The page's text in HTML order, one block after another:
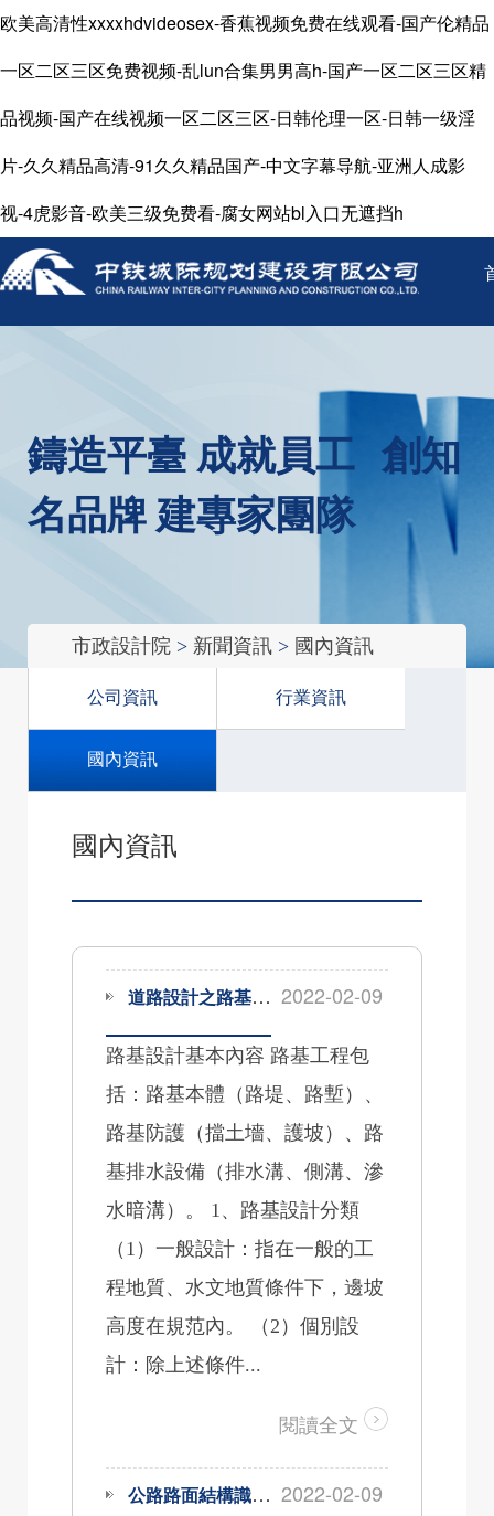
欧美高清性xxxxhdvideosex-香蕉视频免费在线观看-国产伦精品
一区二区三区免费视频-乱lun合集男男高h-国产一区二区三区精
品视频-国产在线视频一区二区三区-日韩伦理一区-日韩一级淫
片-久久精品高清-91久久精品国产-中文字幕导航-亚洲人成影
视-4虎影音-欧美三级免费看-腐女网站bl入口无遮挡h
鑄造平臺 成就員工 創知
名品牌 建專家團隊
市政設計院 > 新聞資訊 > 國內資訊
公司資訊 行業資訊
國內資訊
國內資訊
2022-02-09
道路設計之路基設計要點
路基設計基本內容 路基工程包
括：路基本體（路堤、路塹）、
路基防護（擋土墻、護坡）、路
基排水設備（排水溝、側溝、滲
水暗溝）。 1、路基設計分類
（1）一般設計：指在一般的工
程地質、水文地質條件下，邊坡
高度在規范內。 （2）個別設
計：除上述條件...
閱讀全文
2022-02-09
公路路面結構識圖及施工規范